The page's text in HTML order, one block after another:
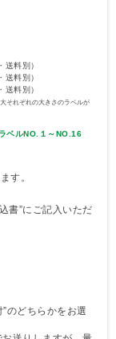
料別）
料別）
料別）
それぞれの大きさのラベルが
ベルNO.１～NO.16
す。
書”にご記入いただ
のどちらかをお選